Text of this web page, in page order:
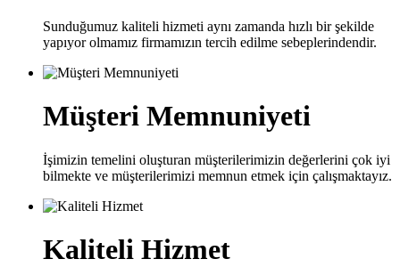
Sunduğumuz kaliteli hizmeti aynı zamanda hızlı bir şekilde
yapıyor olmamız firmamızın tercih edilme sebeplerindendir.
Müşteri Memnuniyeti
İşimizin temelini oluşturan müşterilerimizin değerlerini çok iyi
bilmekte ve müşterilerimizi memnun etmek için çalışmaktayız.
Kaliteli Hizmet